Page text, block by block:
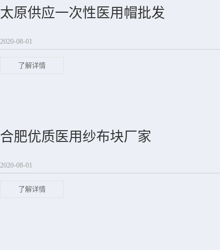
太原供应一次性医用帽批发
2020-08-01
了解详情
合肥优质医用纱布块厂家
2020-08-01
了解详情